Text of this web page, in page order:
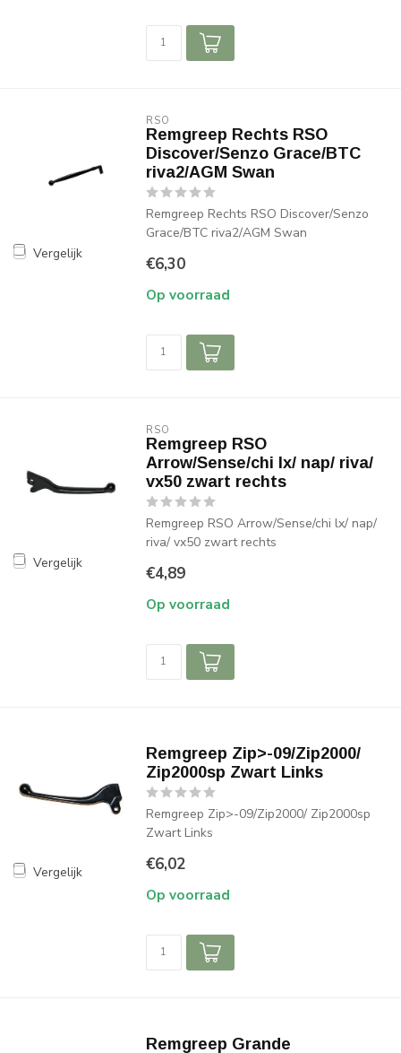
Vergelijk
RSO
Remgreep Rechts RSO
Discover/Senzo Grace/BTC
riva2/AGM Swan
Remgreep Rechts RSO Discover/Senzo
Grace/BTC riva2/AGM Swan
€6,30
Op voorraad
Vergelijk
RSO
Remgreep RSO
Arrow/Sense/chi lx/ nap/ riva/
vx50 zwart rechts
Remgreep RSO Arrow/Sense/chi lx/ nap/
riva/ vx50 zwart rechts
€4,89
Op voorraad
Vergelijk
Remgreep Zip>-09/Zip2000/
Zip2000sp Zwart Links
Remgreep Zip>-09/Zip2000/ Zip2000sp
Zwart Links
€6,02
Op voorraad
Remgreep Grande